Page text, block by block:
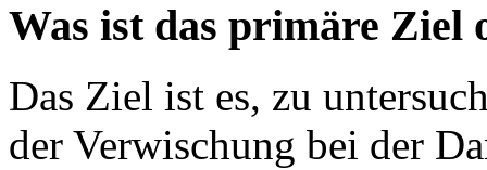
Was ist das primäre Ziel
Das Ziel ist es, zu
der Verwischung bei der